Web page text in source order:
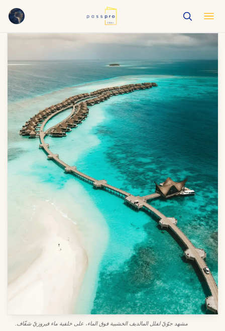
RU Русский
中文
Türkçe
مشهد جوّيّ لفلل المالديف الخشبية فوق الماء، على خلفية ماء فيروزيّ شفّاف.